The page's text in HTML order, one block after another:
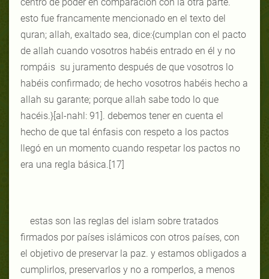
esto fue francamente mencionado en el texto del
quran; allah, exaltado sea, dice:{cumplan con el pacto
de allah cuando vosotros habéis entrado en él y no
rompáis su juramento después de que vosotros lo
habéis confirmado; de hecho vosotros habéis hecho a
allah su garante; porque allah sabe todo lo que
hacéis.}[al-nahl: 91]. debemos tener en cuenta el
hecho de que tal énfasis con respeto a los pactos
llegó en un momento cuando respetar los pactos no
era una regla básica.[17]
estas son las reglas del islam sobre tratados
firmados por países islámicos con otros países, con
el objetivo de preservar la paz. y estamos obligados a
cumplirlos, preservarlos y no a romperlos, a menos